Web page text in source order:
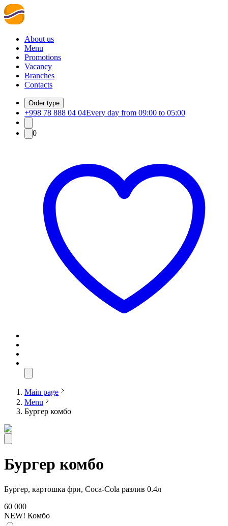
About us
Menu
Promotions
Vacancy
Branches
Contacts
Order type
+998 78 888 04 04Every day from 09:00 to 05:00
0
Main page
Menu
Бургер комбо
Бургер комбо
Бургер, картошка фри, Coca-Cola разлив 0.4л
60 000
NEW! Комбо